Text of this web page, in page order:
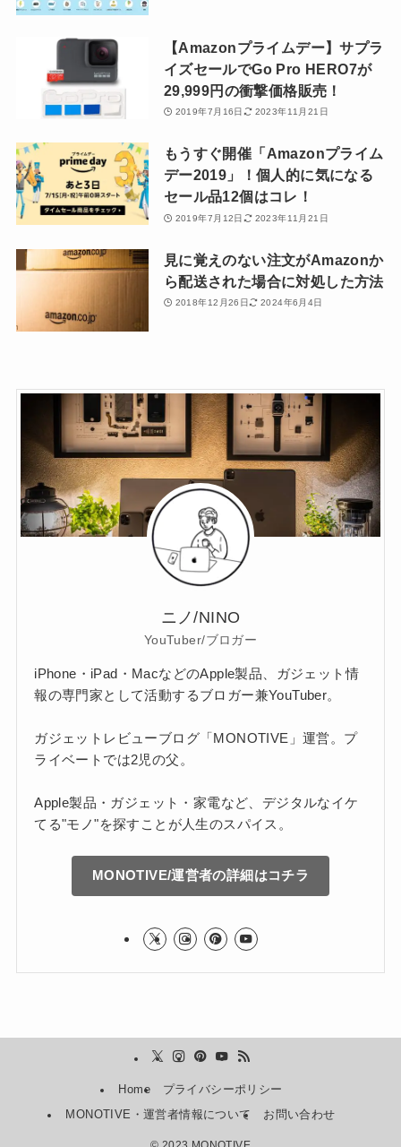
【Amazonプライムデー】サプラ
イズセールでGo Pro HERO7が
29,999円の衝撃価格販売！
2019年7月16日 2023年11月21日
もうすぐ開催「Amazonプライム
デー2019」！個人的に気になる
セール品12個はコレ！
2019年7月12日 2023年11月21日
見に覚えのない注文がAmazonか
ら配送された場合に対処した方法
2018年12月26日 2024年6月4日
ニノ/NINO
YouTuber/ブロガー
iPhone・iPad・MacなどのApple製品、ガジェット情
報の専門家として活動するブロガー兼YouTuber。
ガジェットレビューブログ「MONOTIVE」運営。プ
ライベートでは2児の父。
Apple製品・ガジェット・家電など、デジタルなイケ
てる"モノ"を探すことが人生のスパイス。
MONOTIVE/運営者の詳細はコチラ
Home
プライバシーポリシー
MONOTIVE・運営者情報について
お問い合わせ